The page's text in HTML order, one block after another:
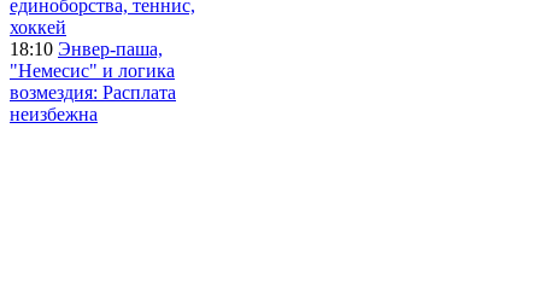
единоборства, теннис,
хоккей
18:10 Энвер-паша,
"Немесис" и логика
возмездия: Расплата
неизбежна